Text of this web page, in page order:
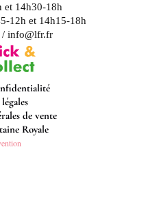
et 14h30-18h
12h et 14h15-18h
/ info@lfr.fr
de vente
Royale